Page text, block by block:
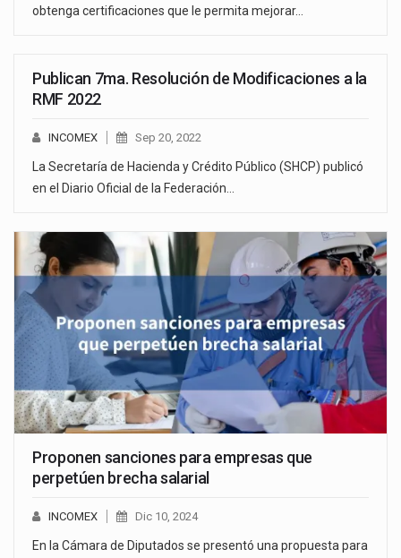
obtenga certificaciones que le permita mejorar…
Publican 7ma. Resolución de Modificaciones a la
RMF 2022
INCOMEX Sep 20, 2022
La Secretaría de Hacienda y Crédito Público (SHCP) publicó
en el Diario Oficial de la Federación…
Proponen sanciones para empresas que
perpetúen brecha salarial
INCOMEX Dic 10, 2024
En la Cámara de Diputados se presentó una propuesta para